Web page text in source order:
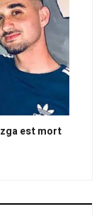
est mort